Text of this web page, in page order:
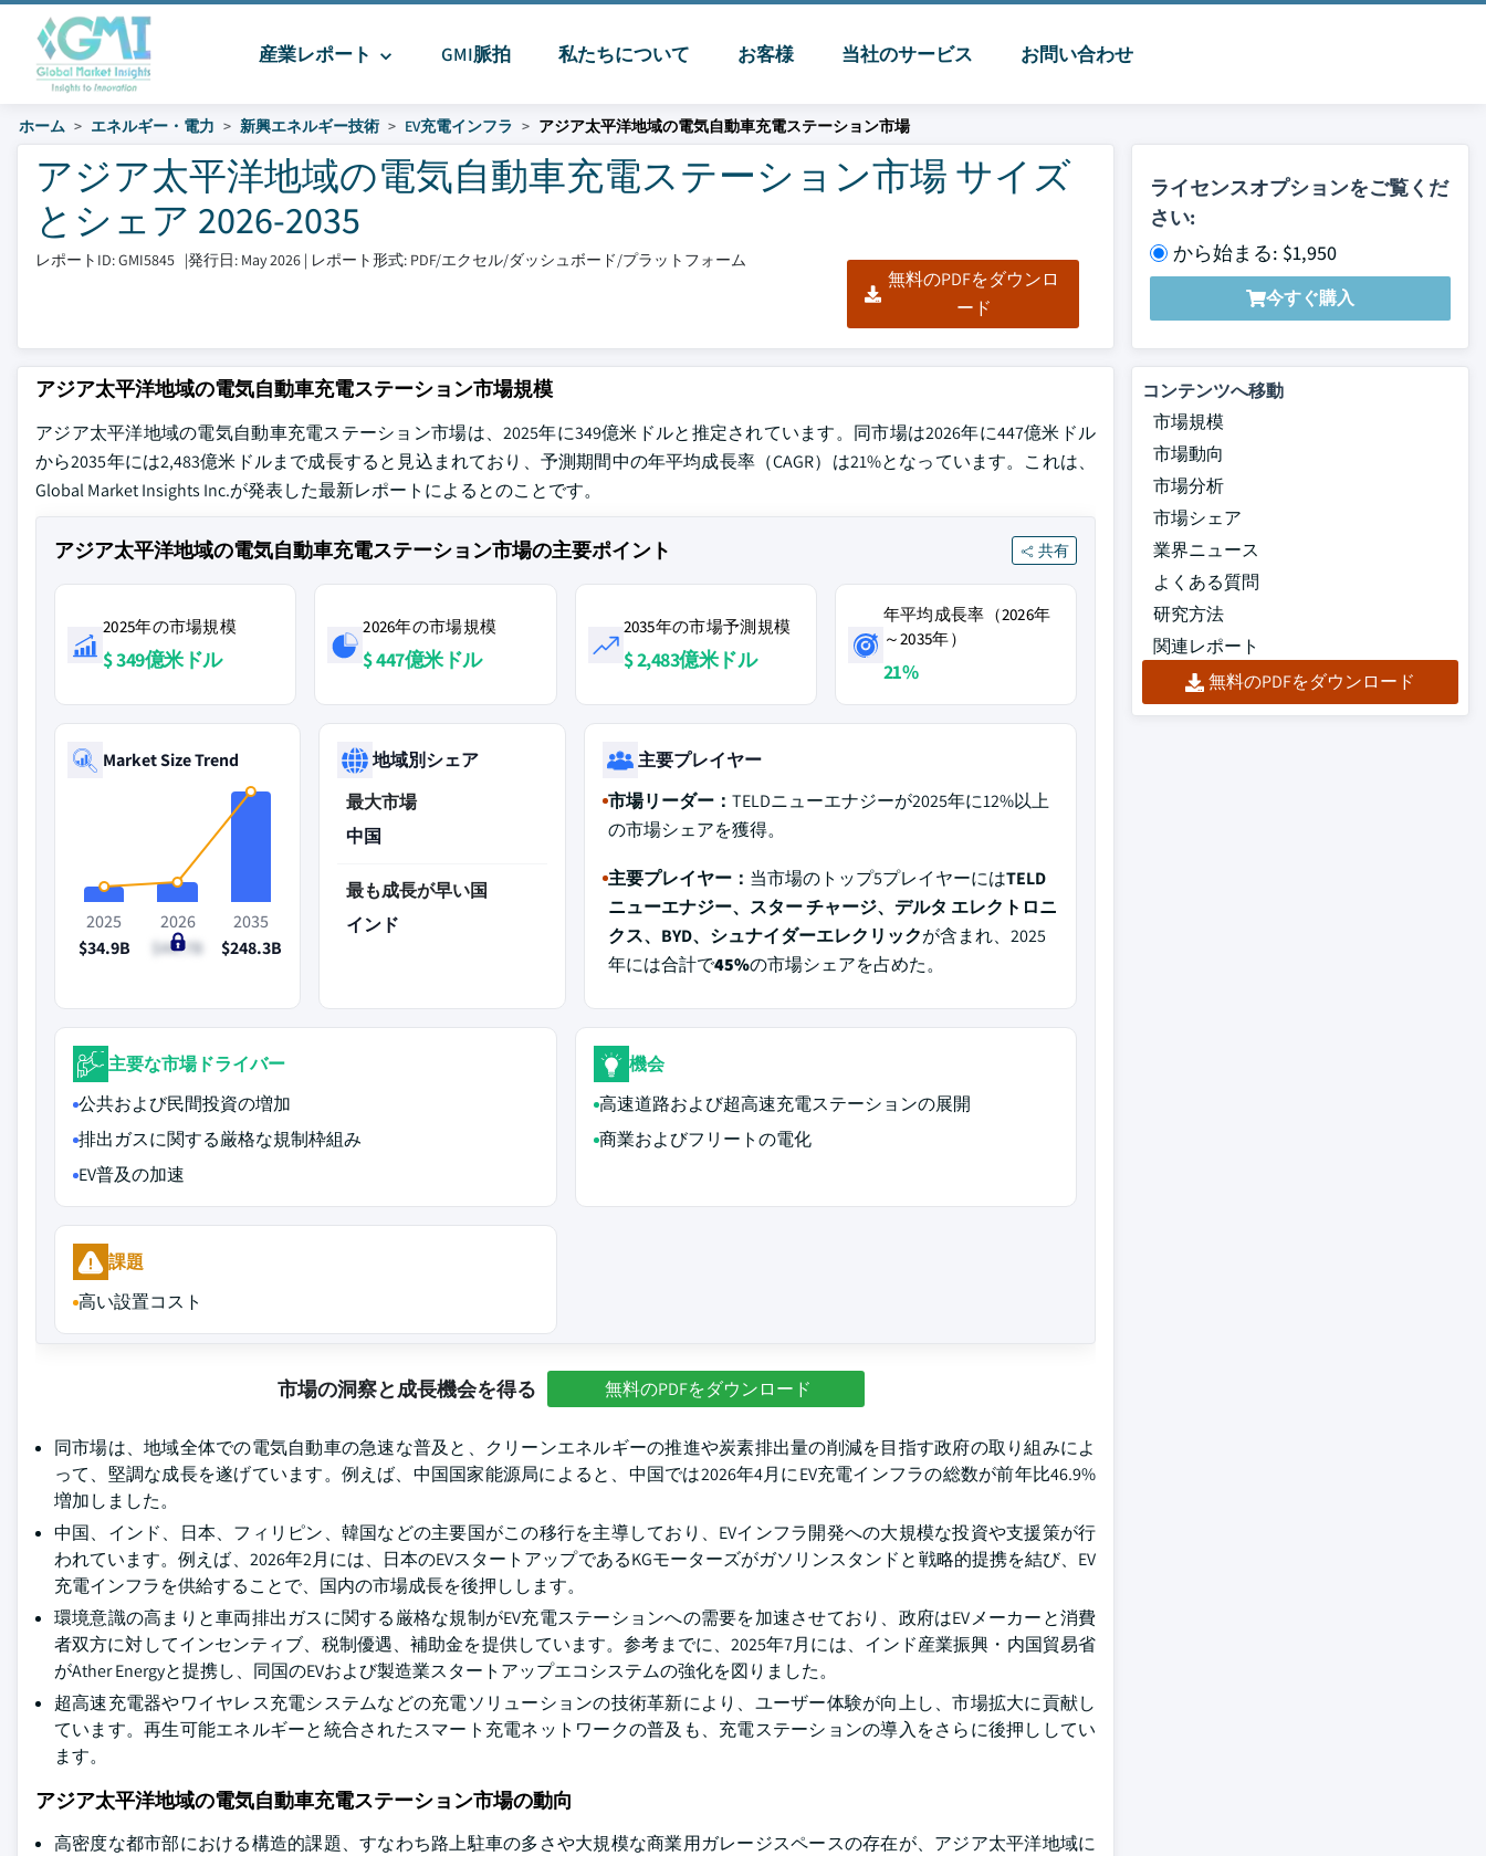
産業レポート GMI脈拍 私たちについて お客様 当社のサービス お問い合わせ
ホーム エネルギー・電力 新興エネルギー技術 EV充電インフラ アジア太平洋地域の電気自動車充電ステーション市場
アジア太平洋地域の電気自動車充電ステーション市場 サイズ
とシェア 2026-2035
レポートID: GMI5845 |発行日: May 2026 | レポート形式: PDF/エクセル/ダッシュボード/プラットフォーム
無料のPDFをダウンロ
ード
ライセンスオプションをご覧くだ
さい:
から始まる: $1,950
今すぐ購入
アジア太平洋地域の電気自動車充電ステーション市場規模
アジア太平洋地域の電気自動車充電ステーション市場は、2025年に349億米ドルと推定されています。同市場は2026年に447億米ドル
から2035年には2,483億米ドルまで成長すると見込まれており、予測期間中の年平均成長率（CAGR）は21%となっています。これは、
Global Market Insights Inc.が発表した最新レポートによるとのことです。
アジア太平洋地域の電気自動車充電ステーション市場の主要ポイント 共有
2025年の市場規模
$ 349億米ドル
2026年の市場規模
$ 447億米ドル
2035年の市場予測規模
$ 2,483億米ドル
年平均成長率（2026年
～2035年）
21%
Market Size Trend
2025
$34.9B
2026
$44.7B
2035
$248.3B
地域別シェア
最大市場
中国
最も成長が早い国
インド
主要プレイヤー
市場リーダー： TELDニューエナジーが2025年に12%以上
の市場シェアを獲得。
主要プレイヤー： 当市場のトップ5プレイヤーにはTELD
ニューエナジー、スター チャージ、デルタ エレクトロニ
クス、BYD、シュナイダーエレクリックが含まれ、2025
年には合計で45%の市場シェアを占めた。
主要な市場ドライバー
公共および民間投資の増加
排出ガスに関する厳格な規制枠組み
EV普及の加速
機会
高速道路および超高速充電ステーションの展開
商業およびフリートの電化
課題
高い設置コスト
市場の洞察と成長機会を得る 無料のPDFをダウンロード
同市場は、地域全体での電気自動車の急速な普及と、クリーンエネルギーの推進や炭素排出量の削減を目指す政府の取り組みによ
って、堅調な成長を遂げています。例えば、中国国家能源局によると、中国では2026年4月にEV充電インフラの総数が前年比46.9%
増加しました。
中国、インド、日本、フィリピン、韓国などの主要国がこの移行を主導しており、EVインフラ開発への大規模な投資や支援策が行
われています。例えば、2026年2月には、日本のEVスタートアップであるKGモーターズがガソリンスタンドと戦略的提携を結び、EV
充電インフラを供給することで、国内の市場成長を後押しします。
環境意識の高まりと車両排出ガスに関する厳格な規制がEV充電ステーションへの需要を加速させており、政府はEVメーカーと消費
者双方に対してインセンティブ、税制優遇、補助金を提供しています。参考までに、2025年7月には、インド産業振興・内国貿易省
がAther Energyと提携し、同国のEVおよび製造業スタートアップエコシステムの強化を図りました。
超高速充電器やワイヤレス充電システムなどの充電ソリューションの技術革新により、ユーザー体験が向上し、市場拡大に貢献し
ています。再生可能エネルギーと統合されたスマート充電ネットワークの普及も、充電ステーションの導入をさらに後押ししてい
ます。
アジア太平洋地域の電気自動車充電ステーション市場の動向
高密度な都市部における構造的課題、すなわち路上駐車の多さや大規模な商業用ガレージスペースの存在が、アジア太平洋地域に
コンテンツへ移動
市場規模
市場動向
市場分析
市場シェア
業界ニュース
よくある質問
研究方法
関連レポート
無料のPDFをダウンロード